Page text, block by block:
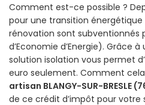
Comment est-ce possible ?
pour une transition énergétique
rénovation sont subventionnés
d’Economie d’Energie). Grâce
solution isolation vous permet
euro seulement. Comment
artisan BLANGY-SUR-BRESLE
de ce crédit d’impôt pour votre